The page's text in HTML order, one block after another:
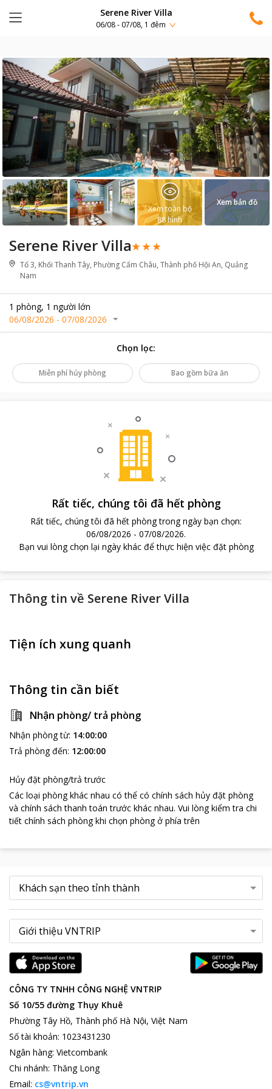
Serene River Villa
06/08 - 07/08, 1 đêm
Serene River Villa
Tổ 3, Khối Thanh Tây, Phường Cẩm Châu, Thành phố Hội An, Quảng
Nam
1 phòng, 1 người lớn
06/08/2026 - 07/08/2026
Xem toàn bộ
88hình
Xem bản đồ
Chọn lọc:
Miễn phí hủy phòng Bao gồm bữa ăn
Rất tiếc, chúng tôi đã hết phòng
Rất tiếc, chúng tôi đã hết phòng trong ngày bạn chọn:
06/08/2026 - 07/08/2026.
Bạn vui lòng chọn lại ngày khác để thực hiện việc đặt phòng
Thông tin về Serene River Villa
Tiện ích xung quanh
Thông tin cần biết
Nhận phòng/ trả phòng
Nhận phòng từ: 14:00:00
Trả phòng đến: 12:00:00
Hủy đặt phòng/trả trước
Các loại phòng khác nhau có thể có chính sách hủy đặt phòng
và chính sách thanh toán trước khác nhau. Vui lòng kiểm tra chi
tiết chính sách phòng khi chọn phòng ở phía trên
CÔNG TY TNHH CÔNG NGHỆ VNTRIP
Số 10/55 đường Thụy Khuê
Phường Tây Hồ, Thành phố Hà Nội, Việt Nam
Số tài khoản: 1023431230
Ngân hàng: Vietcombank
Chi nhánh: Thăng Long
Email: cs@vntrip.vn